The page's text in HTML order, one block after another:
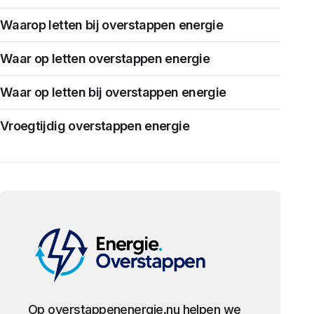
Waarop letten bij overstappen energie
Waar op letten overstappen energie
Waar op letten bij overstappen energie
Vroegtijdig overstappen energie
Op overstappenenergie.nu helpen we